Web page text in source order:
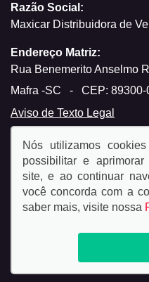
Razão Social:
Maxicar Distribuidora de
Endereço Matriz:
Rua Benemerito Anselmo
Mafra -SC
- CEP: 89300-
Aviso de Texto Legal
©
Nós utilizamos
possibilitar e
site, e ao continuar
você concorda com a
saber mais, visite nossa